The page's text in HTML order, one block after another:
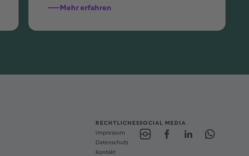
Mehr erfahren
RECHTLICHES
Impressum
Datenschutz
Kontakt
SOCIAL MEDIA